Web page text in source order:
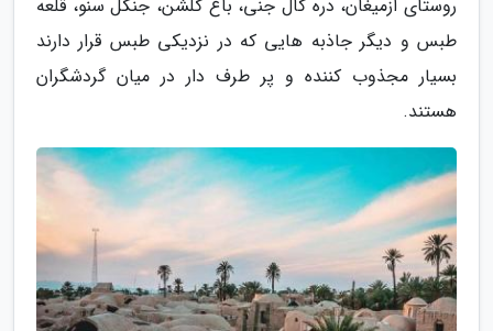
روستای ازمیغان، دره کال جنی، باغ گلشن، جنگل سنو، قلعه
طبس و دیگر جاذبه هایی که در نزدیکی طبس قرار دارند
بسیار مجذوب کننده و پر طرف دار در میان گردشگران
هستند.